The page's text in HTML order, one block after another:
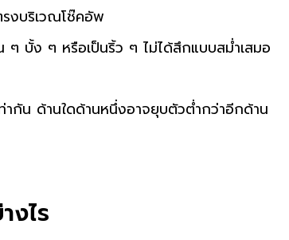
งบริเวณโช๊คอัพ
ๆ บั้ง ๆ หรือเป็นริ้ว ๆ ไม่ได้สึกแบบสม่ำเสมอ
กัน ด้านใดด้านหนึ่งอาจยุบตัวต่ำกว่าอีกด้าน
งไร